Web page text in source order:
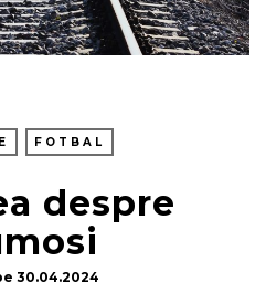
FOTBAL
despre
30.04.2024